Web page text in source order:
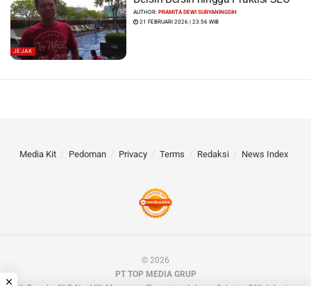
JEJAK
AUTHOR:PRAMITA DEWI SURYANINGSIH
21 FEBRUARI 2026 | 23:56 WIB
Media Kit Pedoman Privacy Terms Redaksi News Index
© 2026
PT TOP MEDIA GRUP